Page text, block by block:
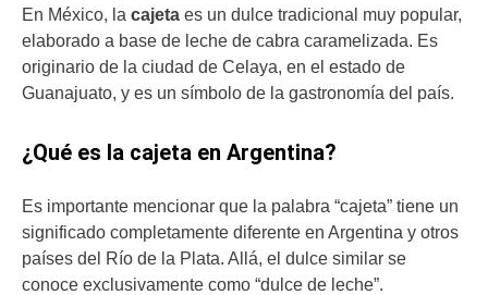
En México, la cajeta es un dulce tradicional muy popular,
elaborado a base de leche de cabra caramelizada. Es
originario de la ciudad de Celaya, en el estado de
Guanajuato, y es un símbolo de la gastronomía del país.
¿Qué es la cajeta en Argentina?
Es importante mencionar que la palabra “cajeta” tiene un
significado completamente diferente en Argentina y otros
países del Río de la Plata. Allá, el dulce similar se
conoce exclusivamente como “dulce de leche”.